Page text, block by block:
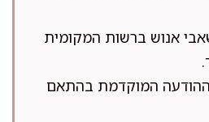
אנוש ברשות המקומית
המוקדמת בהתאם